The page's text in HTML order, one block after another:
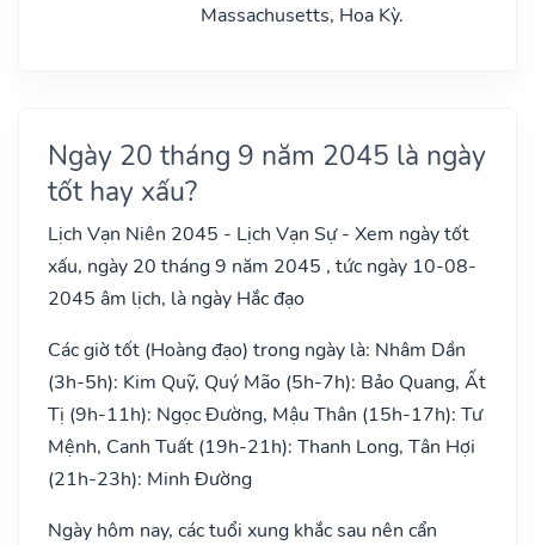
Massachusetts, Hoa Kỳ.
Ngày 20 tháng 9 năm 2045 là ngày
tốt hay xấu?
Lịch Vạn Niên 2045 - Lịch Vạn Sự - Xem ngày tốt
xấu, ngày 20 tháng 9 năm 2045 , tức ngày 10-08-
2045 âm lịch, là ngày Hắc đạo
Các giờ tốt (Hoàng đạo) trong ngày là: Nhâm Dần
(3h-5h): Kim Quỹ, Quý Mão (5h-7h): Bảo Quang, Ất
Tị (9h-11h): Ngọc Đường, Mậu Thân (15h-17h): Tư
Mệnh, Canh Tuất (19h-21h): Thanh Long, Tân Hợi
(21h-23h): Minh Đường
Ngày hôm nay, các tuổi xung khắc sau nên cẩn